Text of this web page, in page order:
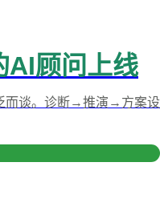
顾问上线
而谈。诊断→推演→方案设